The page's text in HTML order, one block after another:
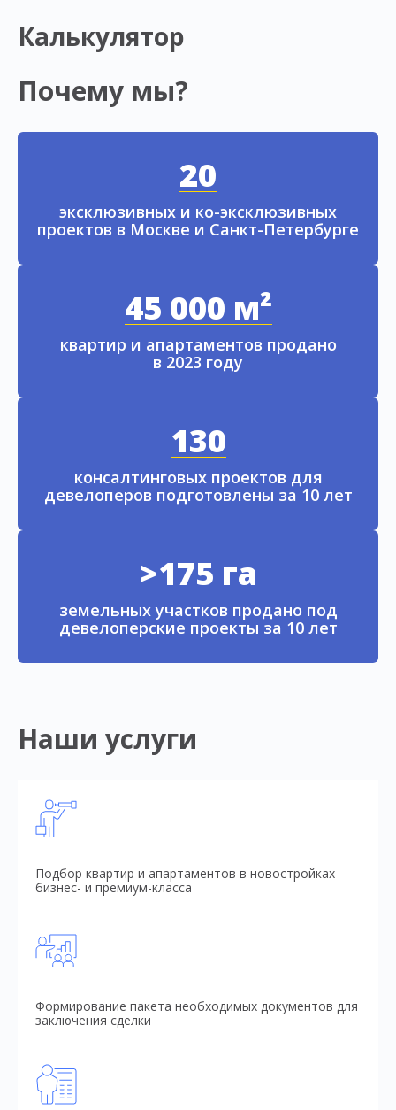
Калькулятор
Почему мы?
20
эксклюзивных и ко-эксклюзивных
проектов в Москве и Санкт-Петербурге
45 000 м²
квартир и апартаментов продано
в 2023 году
130
консалтинговых проектов для
девелоперов подготовлены за 10 лет
>175 га
земельных участков продано под
девелоперские проекты за 10 лет
Наши услуги
Подбор квартир и апартаментов в новостройках
бизнес- и премиум-класса
Формирование пакета необходимых документов для
заключения сделки